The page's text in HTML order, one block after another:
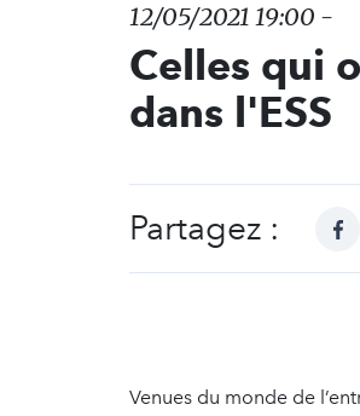
12/05/2021 19:00 -
Celles qui
dans l'ESS
Partagez :
Venues du monde de